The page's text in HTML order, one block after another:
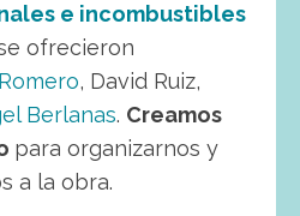
e incombustibles
ofrecieron
, David Ruiz,
Berlanas. Creamos
para organizarnos y
a la obra.